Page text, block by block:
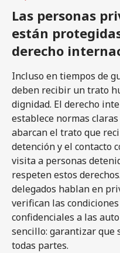
Las personas
están
derecho
Incluso en tiempos de
deben recibir un trato
dignidad. El derecho
establece normas
abarcan el trato que
detención y el contacto
visita a personas
respeten estos
delegados hablan en
verifican las
confidenciales a las
sencillo: garantizar que
todas partes.